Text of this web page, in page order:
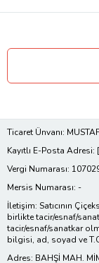
Ticaret Ünvanı:
Kayıtlı E-Posta Adresi:
Vergi Numarası:
Mersis Numarası: -
İletişim: Satıcının
birlikte tacir/esnaf/
tacir/esnaf/sanatkar
bilgisi, ad, soyad ve
Adres: BAHŞİ MAH.